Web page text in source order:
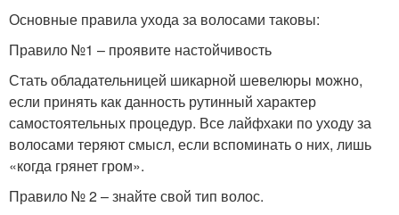
Основные правила ухода за волосами таковы:
Правило №1 – проявите настойчивость
Стать обладательницей шикарной шевелюры можно,
если принять как данность рутинный характер
самостоятельных процедур. Все лайфхаки по уходу за
волосами теряют смысл, если вспоминать о них, лишь
«когда грянет гром».
Правило № 2 – знайте свой тип волос.